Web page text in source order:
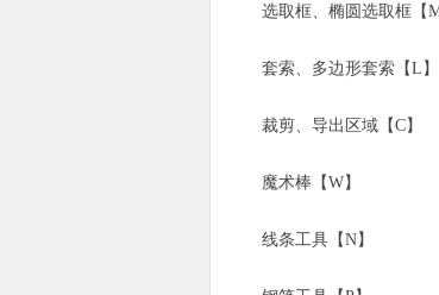
选取框、椭圆选取框【M
套索、多边形套索【L】
裁剪、导出区域【C】
魔术棒【W】
线条工具【N】